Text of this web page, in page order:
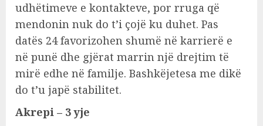
udhëtimeve e kontakteve, por rruga që
mendonin nuk do t’i çojë ku duhet. Pas
datës 24 favorizohen shumë në karrierë e
në punë dhe gjërat marrin një drejtim të
mirë edhe në familje. Bashkëjetesa me dikë
do t’u japë stabilitet.
Akrepi – 3 yje